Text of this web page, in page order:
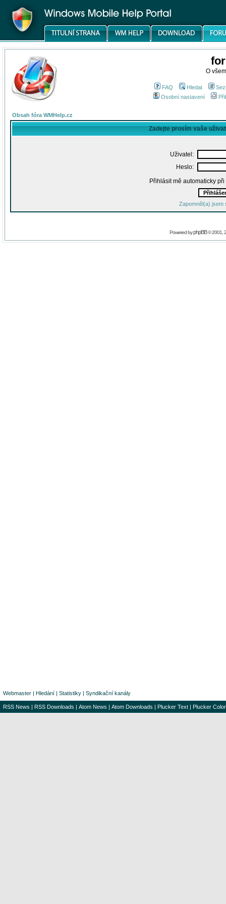
O
FAQ Hledat
Osobní nastavení
Obsah fóra WMHelp.cz
Zadejte prosím vaše
Uživatel:
Heslo:
Přihlásit mě automaticky
Zapomněl(a) jsem
Powered byphpBB© 2001,
Webmaster | Hledání | Statistiky | Syndikační kanály
RSS News | RSS Downloads | Atom News | Atom Downloads | Plucker Text | Plucker Color